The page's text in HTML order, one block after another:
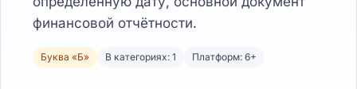
финансовой отчётности.
Буква «Б» В категориях: 1 Платформ: 6+